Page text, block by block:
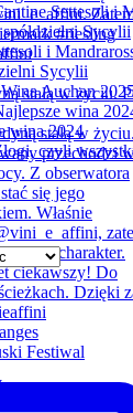
stałą w życiu.
Festiwal
Settesoli i
Sycylii
i
Sycylii
Auchan
wina
wina 2024
czyli